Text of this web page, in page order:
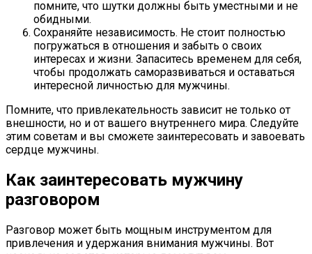
помните, что шутки должны быть уместными и не
обидными.
Сохраняйте независимость. Не стоит полностью
погружаться в отношения и забыть о своих
интересах и жизни. Запаситесь временем для себя,
чтобы продолжать саморазвиваться и оставаться
интересной личностью для мужчины.
Помните, что привлекательность зависит не только от
внешности, но и от вашего внутреннего мира. Следуйте
этим советам и вы сможете заинтересовать и завоевать
сердце мужчины.
Как заинтересовать мужчину
разговором
Разговор может быть мощным инструментом для
привлечения и удержания внимания мужчины. Вот